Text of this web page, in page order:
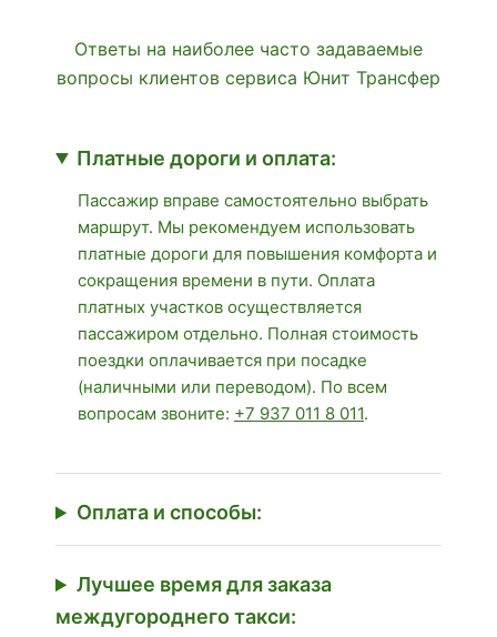
Ответы на наиболее часто задаваемые
вопросы клиентов сервиса Юнит Трансфер
Платные дороги и оплата:
Пассажир вправе самостоятельно выбрать
маршрут. Мы рекомендуем использовать
платные дороги для повышения комфорта и
сокращения времени в пути. Оплата
платных участков осуществляется
пассажиром отдельно. Полная стоимость
поездки оплачивается при посадке
(наличными или переводом). По всем
вопросам звоните: +7 937 011 8 011.
Оплата и способы:
Лучшее время для заказа
междугороднего такси: